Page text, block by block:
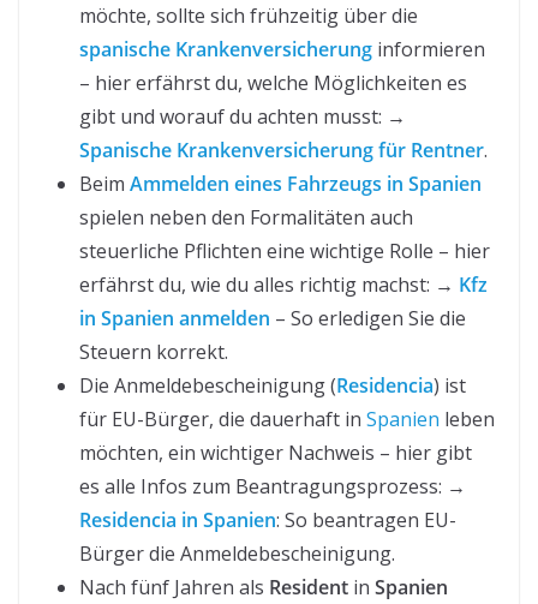
möchte, sollte sich frühzeitig über die
spanische Krankenversicherung informieren
– hier erfährst du, welche Möglichkeiten es
gibt und worauf du achten musst: →
Spanische Krankenversicherung für Rentner.
Beim Ammelden eines Fahrzeugs in Spanien
spielen neben den Formalitäten auch
steuerliche Pflichten eine wichtige Rolle – hier
erfährst du, wie du alles richtig machst: → Kfz
in Spanien anmelden – So erledigen Sie die
Steuern korrekt.
Die Anmeldebescheinigung (Residencia) ist
für EU-Bürger, die dauerhaft in Spanien leben
möchten, ein wichtiger Nachweis – hier gibt
es alle Infos zum Beantragungsprozess: →
Residencia in Spanien: So beantragen EU-
Bürger die Anmeldebescheinigung.
Nach fünf Jahren als Resident in Spanien